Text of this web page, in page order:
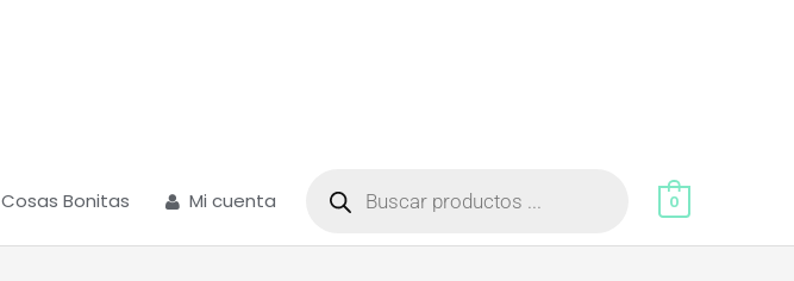
Cosas Bonitas Mi cuenta productos 0